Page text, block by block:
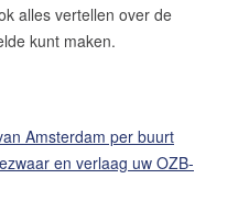
alles vertellen over de
kunt maken.
Amsterdam per buurt
en verlaag uw OZB-